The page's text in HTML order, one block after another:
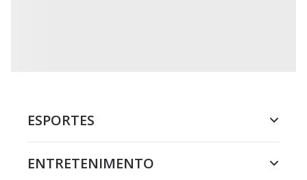
ESPORTES
ENTRETENIMENTO